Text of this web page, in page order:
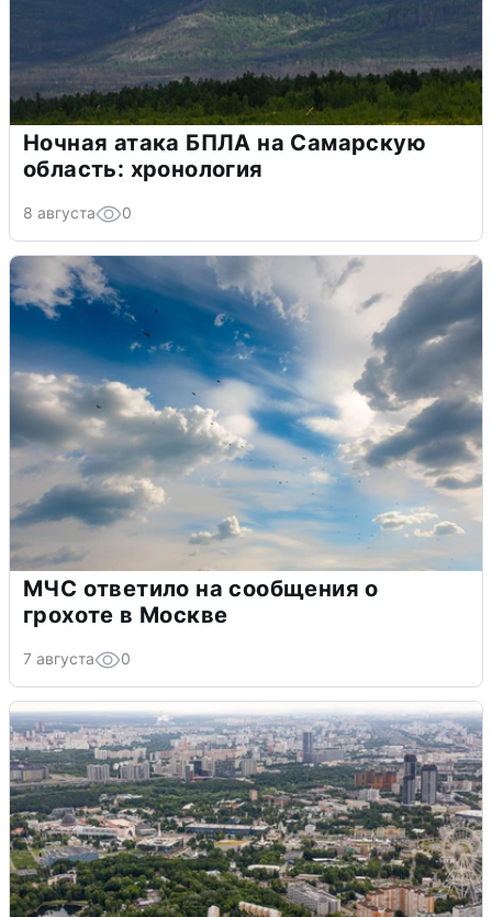
Ночная атака БПЛА на Самарскую
область: хронология
8 августа 0
МЧС ответило на сообщения о
грохоте в Москве
7 августа 0